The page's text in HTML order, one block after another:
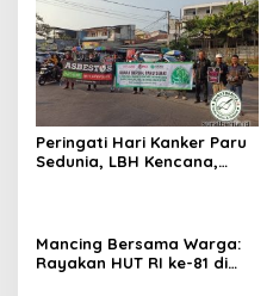
Peringati Hari Kanker Paru
Sedunia, LBH Kencana,
Free Day Karawang
Mancing Bersama Warga:
Rayakan HUT RI ke-81 di